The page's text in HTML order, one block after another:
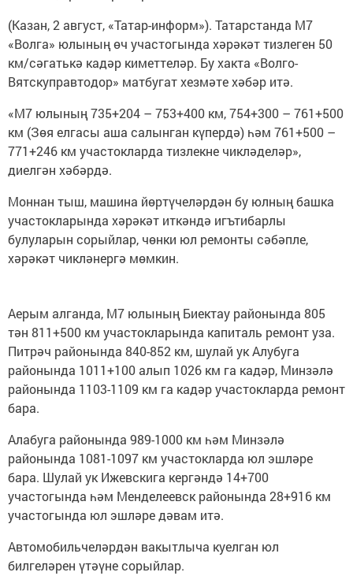
(Казан, 2 август, «Татар-информ»). Татарстанда М7
«Волга» юлының өч участогында хәрәкәт тизлеген 50
км/сәгатькә кадәр киметтеләр. Бу хакта «Волго-
Вятскуправтодор» матбугат хезмәте хәбәр итә.
«М7 юлының 735+204 – 753+400 км, 754+300 – 761+500
км (Зөя елгасы аша салынган күпердә) һәм 761+500 –
771+246 км участокларда тизлекне чикләделәр»,
диелгән хәбәрдә.
Моннан тыш, машина йөртүчеләрдән бу юлның башка
участокларында хәрәкәт иткәндә игътибарлы
булуларын сорыйлар, чөнки юл ремонты сәбәпле,
хәрәкәт чикләнергә мөмкин.
Аерым алганда, М7 юлының Биектау районында 805
тән 811+500 км участокларында капиталь ремонт уза.
Питрәч районында 840-852 км, шулай ук Алубуга
районында 1011+100 алып 1026 км га кадәр, Минзәлә
районында 1103-1109 км га кадәр участокларда ремонт
бара.
Алабуга районында 989-1000 км һәм Минзәлә
районында 1081-1097 км участокларда юл эшләре
бара. Шулай ук Ижевскига кергәндә 14+700
участогында һәм Менделеевск районында 28+916 км
участогында юл эшләре дәвам итә.
Автомобильчеләрдән вакытлыча куелган юл
билгеләрен үтәүне сорыйлар.